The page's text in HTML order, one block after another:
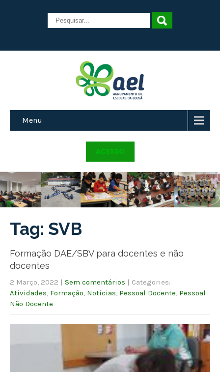
Menu
ACESSO
Tag: SVB
Formação DAE/SBV para docentes e não
docentes
2 Março, 2022 | Sem comentários | Categories:
Atividades Formação Notícias Pessoal Docente Pessoal
Não Docente